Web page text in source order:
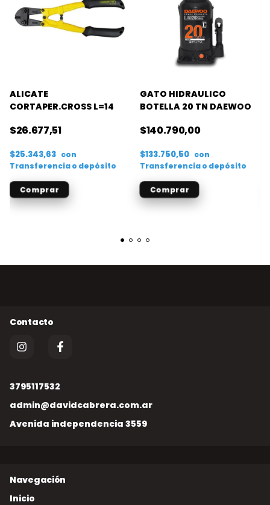
ALICATE
CORTAPER.CROSS L=14
$26.677,51
$25.343,63 con
Transferencia o depósito
GATO HIDRAULICO
BOTELLA 20 TN DAEWOO
$140.790,00
$133.750,50 con
Transferencia o depósito
3795117532
admin@davidcabrera.com.ar
Avenida independencia 3559
Inicio